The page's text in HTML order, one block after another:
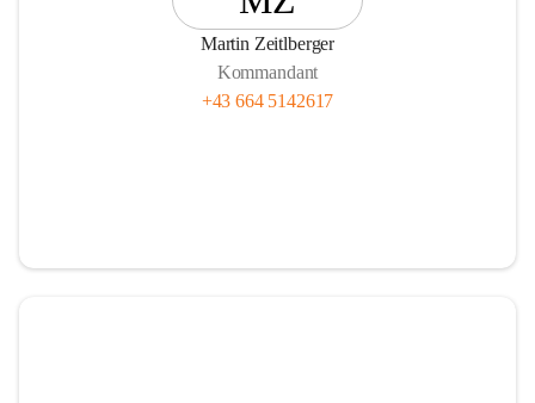
Martin Zeitlberger
Kommandant
+43 664 5142617